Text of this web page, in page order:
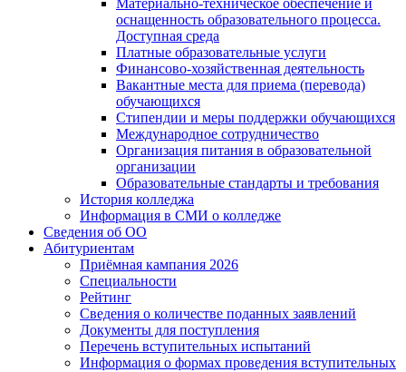
Материально-техническое обеспечение и
оснащенность образовательного процесса.
Доступная среда
Платные образовательные услуги
Финансово-хозяйственная деятельность
Вакантные места для приема (перевода)
обучающихся
Стипендии и меры поддержки обучающихся
Международное сотрудничество
Организация питания в образовательной
организации
Образовательные стандарты и требования
История колледжа
Информация в СМИ о колледже
Сведения об ОО
Абитуриентам
Приёмная кампания 2026
Специальности
Рейтинг
Сведения о количестве поданных заявлений
Документы для поступления
Перечень вступительных испытаний
Информация о формах проведения вступительных